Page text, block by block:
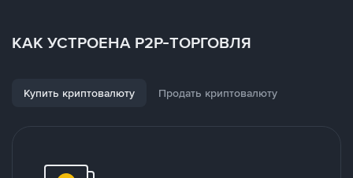
КАК УСТРОЕНА P2P-ТОРГОВЛЯ
Купить криптовалюту Продать криптовалюту